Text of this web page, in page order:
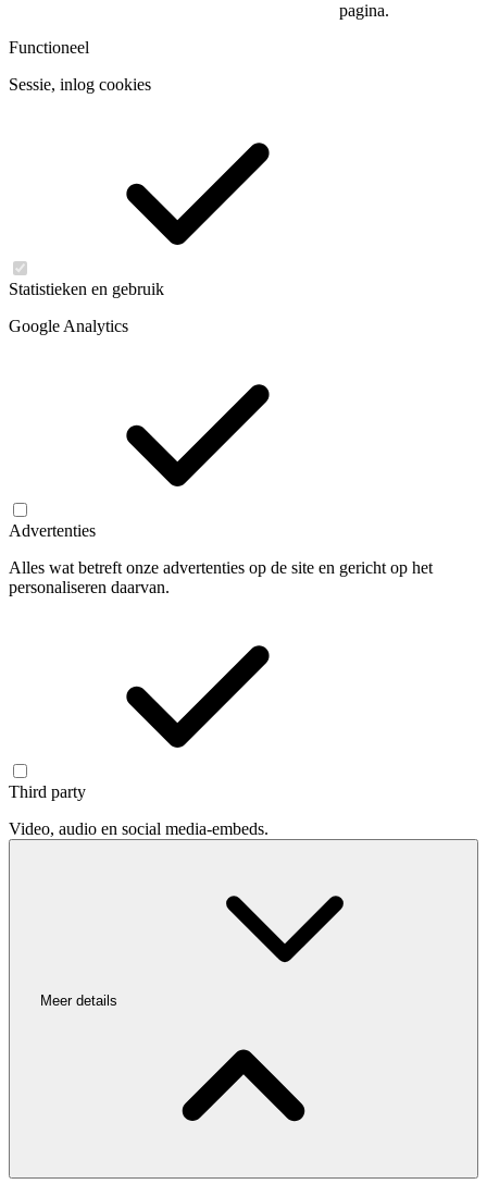
pagina.
Functioneel
Sessie, inlog cookies
Statistieken en gebruik
Google Analytics
Advertenties
Alles wat betreft onze advertenties op de site en gericht op het
personaliseren daarvan.
Third party
Video, audio en social media-embeds.
Meer details